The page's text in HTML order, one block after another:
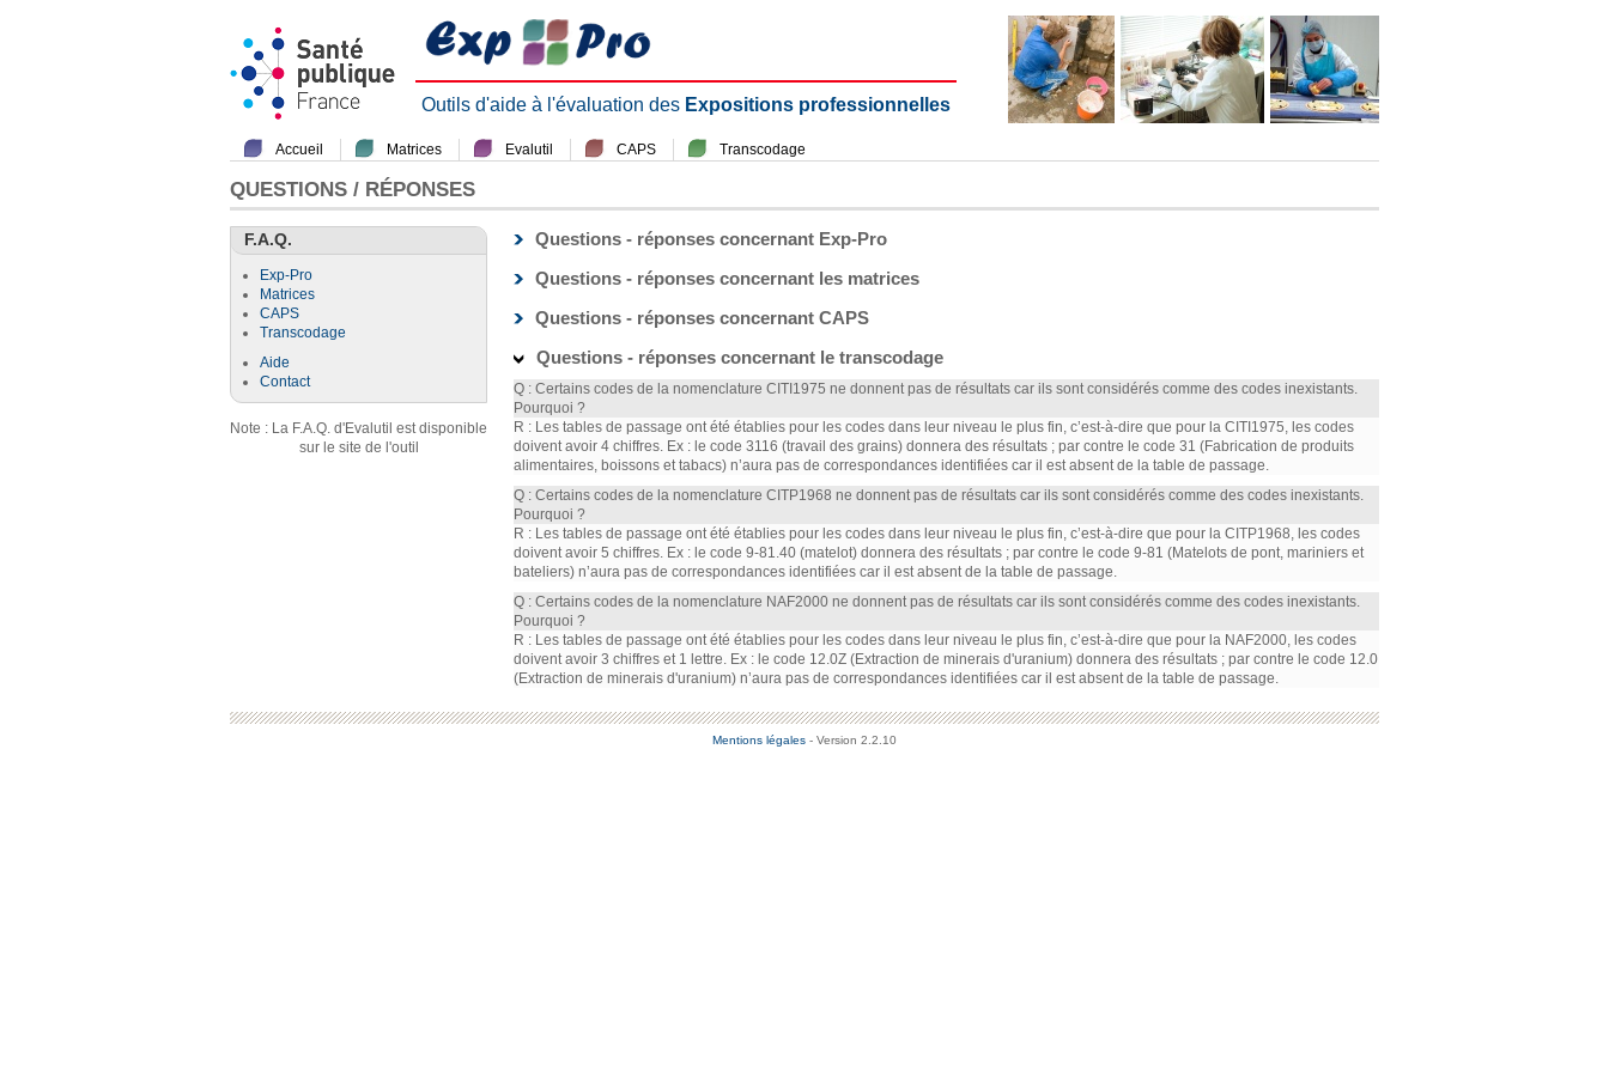
Outils d'aide à l'évaluation des Expositions professionnelles
Accueil Matrices Evalutil CAPS Transcodage
QUESTIONS / RÉPONSES
F.A.Q.
Exp-Pro
Matrices
CAPS
Transcodage
Aide
Contact
Note : La F.A.Q. d'Evalutil est disponible
sur le site de l'outil
Questions - réponses concernant Exp-Pro
Questions - réponses concernant les matrices
Questions - réponses concernant CAPS
Questions - réponses concernant le transcodage
Q : Certains codes de la nomenclature CITI1975 ne donnent pas de résultats car ils sont considérés comme des codes inexistants.
Pourquoi ?
R : Les tables de passage ont été établies pour les codes dans leur niveau le plus fin, c’est-à-dire que pour la CITI1975, les codes
doivent avoir 4 chiffres. Ex : le code 3116 (travail des grains) donnera des résultats ; par contre le code 31 (Fabrication de produits
alimentaires, boissons et tabacs) n’aura pas de correspondances identifiées car il est absent de la table de passage.
Q : Certains codes de la nomenclature CITP1968 ne donnent pas de résultats car ils sont considérés comme des codes inexistants.
Pourquoi ?
R : Les tables de passage ont été établies pour les codes dans leur niveau le plus fin, c’est-à-dire que pour la CITP1968, les codes
doivent avoir 5 chiffres. Ex : le code 9-81.40 (matelot) donnera des résultats ; par contre le code 9-81 (Matelots de pont, mariniers et
bateliers) n’aura pas de correspondances identifiées car il est absent de la table de passage.
Q : Certains codes de la nomenclature NAF2000 ne donnent pas de résultats car ils sont considérés comme des codes inexistants.
Pourquoi ?
R : Les tables de passage ont été établies pour les codes dans leur niveau le plus fin, c’est-à-dire que pour la NAF2000, les codes
doivent avoir 3 chiffres et 1 lettre. Ex : le code 12.0Z (Extraction de minerais d'uranium) donnera des résultats ; par contre le code 12.0
(Extraction de minerais d'uranium) n’aura pas de correspondances identifiées car il est absent de la table de passage.
Mentions légales - Version 2.2.10